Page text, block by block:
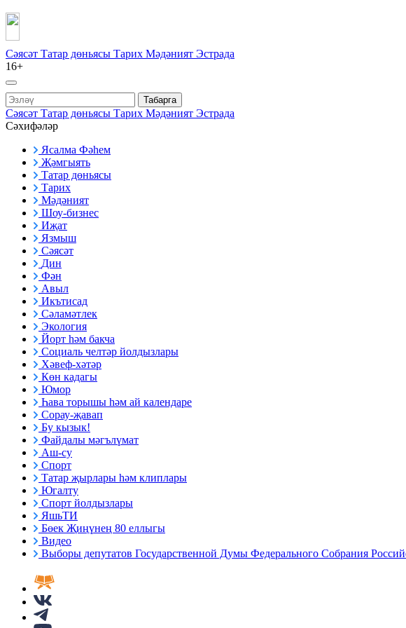
Сәясәт Татар дөньясы Тарих Мәдәният Эстрада
16+
Табарга
Сәясәт Татар дөньясы Тарих Мәдәният Эстрада
Сәхифәләр
Ясалма Фәһем
Җәмгыять
Татар дөньясы
Тарих
Мәдәният
Шоу-бизнес
Иҗат
Язмыш
Сәясәт
Дин
Фән
Авыл
Икътисад
Сәламәтлек
Экология
Йорт һәм бакча
Социаль челтәр йолдызлары
Хәвеф-хәтәр
Көн кадагы
Юмор
Һава торышы һәм ай календаре
Сорау-җавап
Бу кызык!
Файдалы мәгълүмат
Аш-су
Спорт
Татар җырлары һәм клиплары
Югалту
Спорт йолдызлары
ЯшьТИ
Бөек Җиңүнең 80 еллыгы
Видео
Выборы депутатов Государственной Думы Федерального Собрания